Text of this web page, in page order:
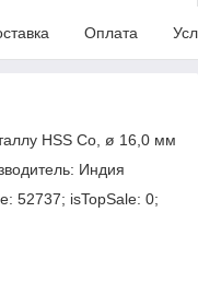
Оплата
HSS Co, ø 16,0 мм
Индия
52737; isTopSale: 0;